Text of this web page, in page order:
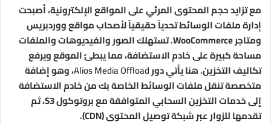
مع تزايد حجم المحتوى المرئي على المواقع الإلكترونية، أصبحت
إدارة ملفات الوسائط تحدياً حقيقياً لأصحاب مواقع ووردبريس
ومتاجر WooCommerce. تستهلك الصور والفيديوهات والملفات
مساحة كبيرة على خادم الاستضافة، مما يبطئ الموقع ويرفع
تكاليف التخزين. هنا يأتي دورAlios Media Offload، وهو إضافة
متخصصة تنقل ملفات الوسائط الخاصة بك من خادم الاستضافة
إلى خدمات التخزين السحابي المتوافقة مع بروتوكول S3، ثم
تقدمها للزوار عبر شبكة توصيل المحتوى (CDN).